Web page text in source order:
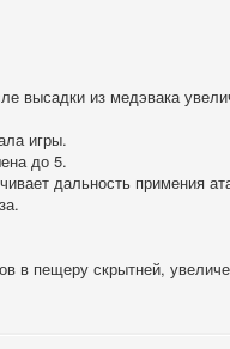
высадки из медэвака
игры.
до 5.
дальность примения
в пещеру скрытней,